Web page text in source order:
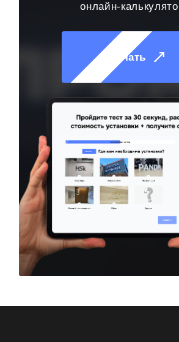
онлайн-
Начать